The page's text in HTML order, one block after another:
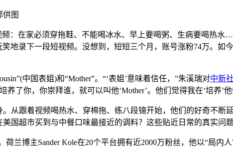
供图
在家必须穿拖鞋、不能喝冰水、早上要喝粥、生病要喝热水
地录下一段短视频。没想到，短短三个月，账号涨粉74万。如
中国表姐)和“Mother”。“‘表姐’意味着信任，”朱溪瑞对中新社
了你，你崇拜谁，就可以叫他‘Mother’。他们觉得我在‘培养’
跟着视频喝热水、穿棉拖、练八段锦开始，他们的好奇不断
国超市买到与中餐口味最接近的调料？这些贴近日常的真实问
兰博主Sander Kole在20个平台拥有近2000万粉丝，他以“局内